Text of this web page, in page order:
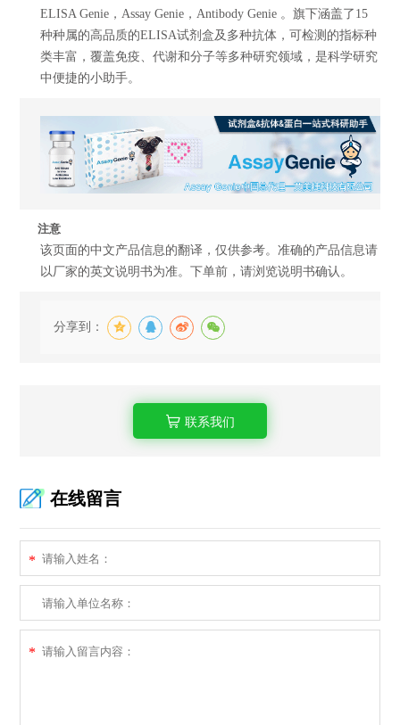
ELISA Genie，Assay Genie，Antibody Genie 。旗下涵盖了15
种种属的高品质的ELISA试剂盒及多种抗体，可检测的指标种
类丰富，覆盖免疫、代谢和分子等多种研究领域，是科学研究
中便捷的小助手。
注意
该页面的中文产品信息的翻译，仅供参考。准确的产品信息请
以厂家的英文说明书为准。下单前，请浏览说明书确认。
分享到：
联系我们
在线留言
*
*